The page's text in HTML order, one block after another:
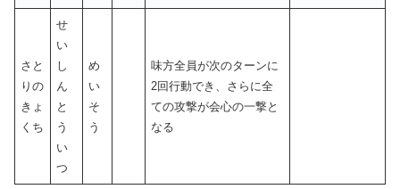
さと
りの
きょ
くち
せ
い
し
ん
と
う
い
つ
め
い
そ
う
味方全員が次のターンに
2回行動でき、さらに全
ての攻撃が会心の一撃と
なる